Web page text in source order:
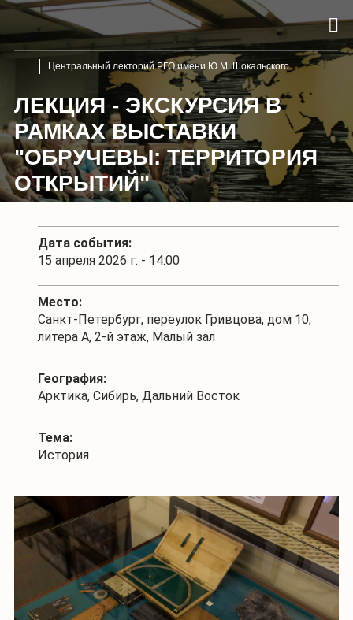
Центральный лекторий РГО имени Ю.М. Шокальского
ЛЕКЦИЯ - ЭКСКУРСИЯ В
РАМКАХ ВЫСТАВКИ
"ОБРУЧЕВЫ: ТЕРРИТОРИЯ
ОТКРЫТИЙ"
Дата события:
15 апреля 2026 г. - 14:00
Место:
Санкт-Петербург, переулок Гривцова, дом 10,
литера А, 2-й этаж, Малый зал
География:
Арктика, Сибирь, Дальний Восток
Тема:
История